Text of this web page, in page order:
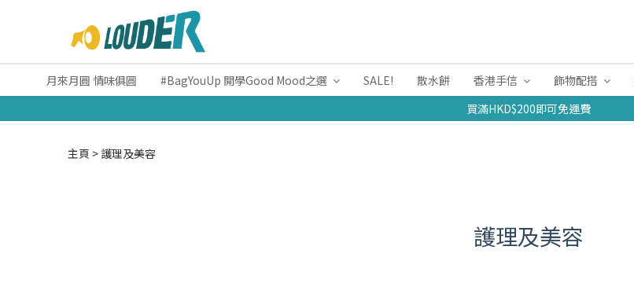
月來月圓 情味俱圓 #BagYouUp 開學Good Mood之選 SALE! 散水餅 香港手信 飾物配搭
買滿HKD$200即可免運費
主頁 護理及美容
護理及美容